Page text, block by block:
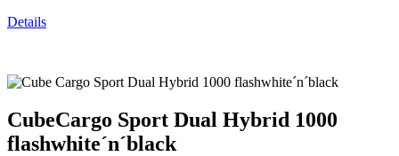
Details
CubeCargo Sport Dual Hybrid 1000
flashwhite´n´black